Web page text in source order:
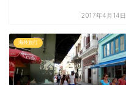
2017年4月14日
海外旅行